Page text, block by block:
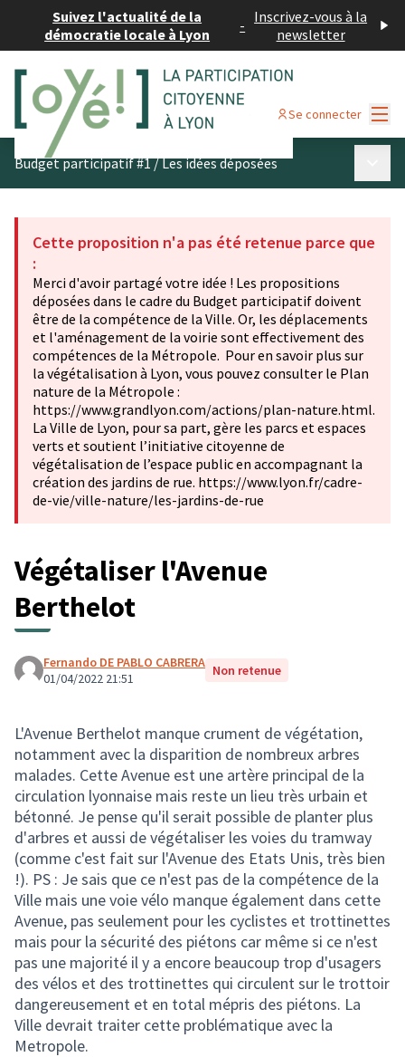
Suivez l'actualité de la
démocratie locale à Lyon
- Inscrivez-vous à la
newsletter
Se connecter
Budget participatif #1/Les idées déposées
Cette proposition n'a pas été retenue parce que
:
Merci d'avoir partagé votre idée ! Les propositions
déposées dans le cadre du Budget participatif doivent
être de la compétence de la Ville. Or, les déplacements
et l'aménagement de la voirie sont effectivement des
compétences de la Métropole. Pour en savoir plus sur
la végétalisation à Lyon, vous pouvez consulter le Plan
nature de la Métropole :
https://www.grandlyon.com/actions/plan-nature.html.
La Ville de Lyon, pour sa part, gère les parcs et espaces
verts et soutient l’initiative citoyenne de
végétalisation de l’espace public en accompagnant la
création des jardins de rue. https://www.lyon.fr/cadre-
de-vie/ville-nature/les-jardins-de-rue
Végétaliser l'Avenue
Berthelot
Fernando DE PABLO CABRERA
01/04/2022 21:51
Non retenue
L'Avenue Berthelot manque crument de végétation,
notamment avec la disparition de nombreux arbres
malades. Cette Avenue est une artère principal de la
circulation lyonnaise mais reste un lieu très urbain et
bétonné. Je pense qu'il serait possible de planter plus
d'arbres et aussi de végétaliser les voies du tramway
(comme c'est fait sur l'Avenue des Etats Unis, très bien
!). PS : Je sais que ce n'est pas de la compétence de la
Ville mais une voie vélo manque également dans cette
Avenue, pas seulement pour les cyclistes et trottinettes
mais pour la sécurité des piétons car même si ce n'est
pas une majorité il y a encore beaucoup trop d'usagers
des vélos et des trottinettes qui circulent sur le trottoir
dangereusement et en total mépris des piétons. La
Ville devrait traiter cette problématique avec la
Metropole.